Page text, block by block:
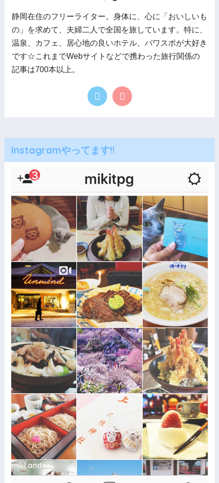
静岡在住のフリーライター。身体に、心に「おいしいも
の」を求めて、夫婦二人で全国を旅しています。特に、
温泉、カフェ、居心地の良いホテル、パワスポが大好き
です☆これまでWebサイトなどで携わった旅行関係の
記事は700本以上。
Instagramやってます!!